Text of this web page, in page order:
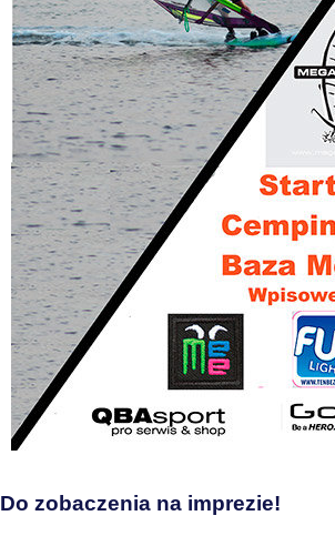
Do zobaczenia na imprezie!